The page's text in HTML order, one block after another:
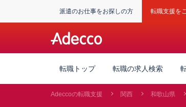
派遣のお仕事をお探しの方 転職支援を
転職トップ 転職の求人検索
Adeccoの転職支援 関西 和歌山県